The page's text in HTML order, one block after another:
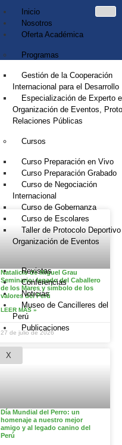
Inicio
Nosotros
Oferta Académica
Programas
Gestión de la Cooperación
Internacional para el Desarrollo
Especialización de Experto
Organización de Eventos,
Relaciones Públicas
Cursos
Curso Preparación en Vivo
Curso Preparación Grabado
Curso de Negociación
Internacional
Curso de Gobernanza
Curso de Escolares
Taller de Protocolo
Organización de Eventos
Revistas
Conferencias
Noticias
Museo de Cancilleres del
Perú
Publicaciones
X
Natalicio de Miguel Grau
Seminario: legado del Caballero
de los Mares y símbolo de los
valores del Perú
LEER MÁS »
27 de julio de 2026
Día Mundial del Perro: un
homenaje a nuestro mejor
amigo y al legado canino del
Perú